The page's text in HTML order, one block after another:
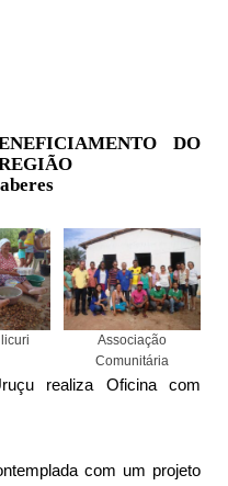
DO
Associação
Comunitária
realiza Oficina com
com um projeto